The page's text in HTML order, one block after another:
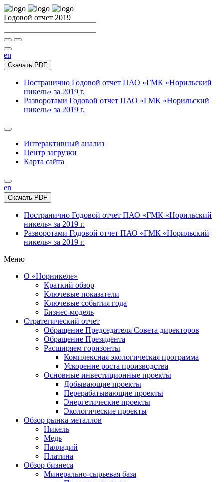
Годовой отчет 2019
en
Скачать PDF
Постранично Годовой отчет ПАО «ГМК «Норильский
никель» за 2019 г.
Разворотами Годовой отчет ПАО «ГМК «Норильский
никель» за 2019 г.
Интерактивный анализ
Центр загрузки
Карта сайта
en
Скачать PDF
Постранично Годовой отчет ПАО «ГМК «Норильский
никель» за 2019 г.
Разворотами Годовой отчет ПАО «ГМК «Норильский
никель» за 2019 г.
Меню
О «Норникеле»
Краткий обзор
Ключевые показатели
Ключевые события года
Бизнес-модель
Стратегический отчет
Обращение Председателя Совета директоров
Обращение Президента
Расширяем горизонты
Комплексная экологическая программа
Ускорение роста производства
Основные инвестиционные проекты
Добывающие проекты
Перерабатывающие проекты
Энергетические проекты
Экологические проекты
Обзор рынка металлов
Никель
Медь
Палладий
Платина
Обзор бизнеса
Минерально-сырьевая база